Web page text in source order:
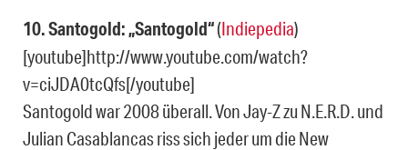
10. Santogold: „Santogold“(Indiepedia)
[youtube]http://www.youtube.com/watch?
v=ciJDA0tcQfs[/youtube]
Santogold war 2008 überall. Von Jay-Z zu N.E.R.D. und
Julian Casablancas riss sich jeder um die New